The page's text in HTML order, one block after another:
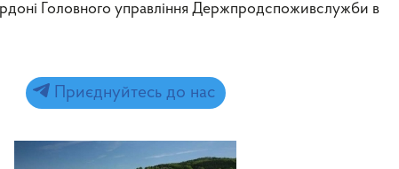
Головного управління Держпродспоживслужби в
Приєднуйтесь до нас